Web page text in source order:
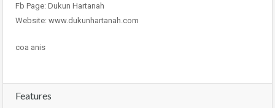
Fb Page: Dukun Hartanah
Website: www.dukunhartanah.com
coa anis
Features